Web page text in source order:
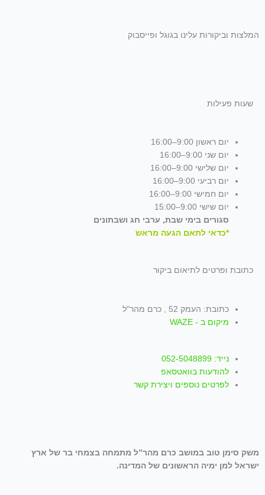
המלצות וביקורות עלינו בגוגל ופייסבוק
שעות פעילות
יום ראשון 9:00–16:00
יום שני 9:00–16:00
יום שלישי 9:00–16:00
יום רביעי 9:00–16:00
יום חמישי 9:00–16:00
יום שישי 9:00–15:00
סגורים בימי שבת, ערבי חג ושבתונים
*כדאי לתאם הגעה מראש
כתובת ופרטים לתיאום ביקור
כתובת: העמק 52 , כרם מהר"ל
מיקום ב - WAZE
נייד: 052-5048899
להודעות בוואטסאפ
לפרטים נוספים ויצירת קשר
משק סימן טוב במושב כרם מהר”ל מתמחה בצמחי בר של ארץ
ישראל למן ימיה הראשונים של המדינה.